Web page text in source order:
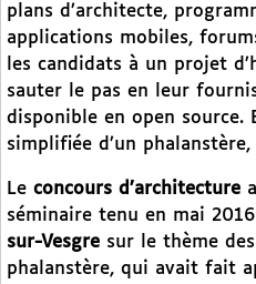
plans d’architecte,
applications mobiles,
les candidats à un projet
sauter le pas en leur
disponible en open source.
simplifiée d’un
Le concours d’architecture
séminaire tenu en mai
sur-Vesgre sur le thème
phalanstère, qui avait fait